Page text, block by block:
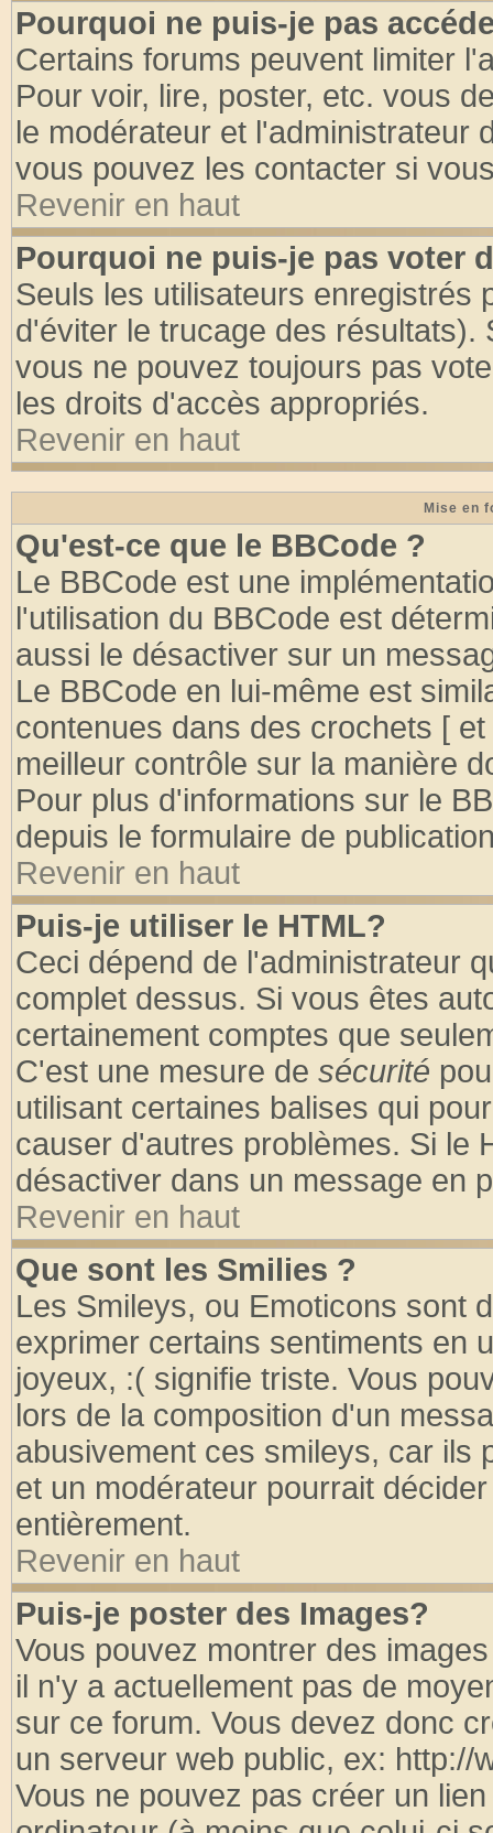
Pourquoi ne puis-je pas
Certains forums peuvent limiter
Pour voir, lire, poster, etc. vous
le modérateur et l'administrateur
vous pouvez les contacter si
Revenir en haut
Pourquoi ne puis-je pas voter
Seuls les utilisateurs enregistrés
d'éviter le trucage des
vous ne pouvez toujours pas
les droits d'accès appropriés.
Revenir en haut
Mise en
Qu'est-ce que le BBCode ?
Le BBCode est une
l'utilisation du BBCode est
aussi le désactiver sur un
Le BBCode en lui-même est
contenues dans des crochets [
meilleur contrôle sur la manière
Pour plus d'informations sur le
depuis le formulaire de
Revenir en haut
Puis-je utiliser le HTML?
Ceci dépend de l'administrateur
complet dessus. Si vous êtes
certainement comptes que
C'est une mesure de sécurité
utilisant certaines balises qui
causer d'autres problèmes. Si le
désactiver dans un message en
Revenir en haut
Que sont les Smilies ?
Les Smileys, ou Emoticons sont
exprimer certains sentiments en
joyeux, :( signifie triste. Vous
lors de la composition d'un
abusivement ces smileys, car ils
et un modérateur pourrait
entièrement.
Revenir en haut
Puis-je poster des Images?
Vous pouvez montrer des
il n'y a actuellement pas de
sur ce forum. Vous devez donc
un serveur web public, ex: http://
Vous ne pouvez pas créer un